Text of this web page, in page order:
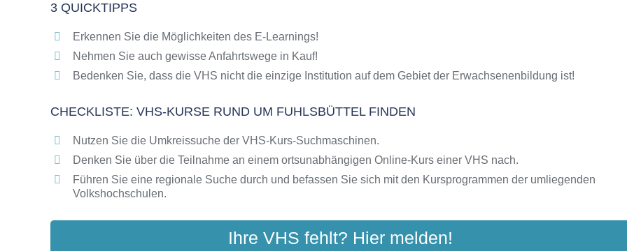
Das bundesweite Netzwerk der Volkshochschulen
Abendschulen rund um Fuhlsbüttel
Checkliste: So erkennen Sie gute Bildungsangebote der VHS
3 QUICKTIPPS
Erkennen Sie die Möglichkeiten des E-Learnings!
Nehmen Sie auch gewisse Anfahrtswege in Kauf!
Bedenken Sie, dass die VHS nicht die einzige Institution auf dem Gebiet der Erwachsenenbildung ist!
CHECKLISTE: VHS-KURSE RUND UM FUHLSBÜTTEL FINDEN
Nutzen Sie die Umkreissuche der VHS-Kurs-Suchmaschinen.
Denken Sie über die Teilnahme an einem ortsunabhängigen Online-Kurs einer VHS nach.
Führen Sie eine regionale Suche durch und befassen Sie sich mit den Kursprogrammen der umliegenden
Volkshochschulen.
Ihre VHS fehlt? Hier melden!